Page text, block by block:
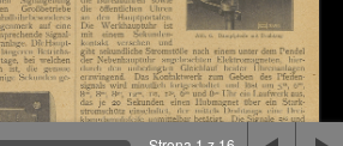
są pliki cookie, bądź
Aby poznać szczegóły zapoznaj
.